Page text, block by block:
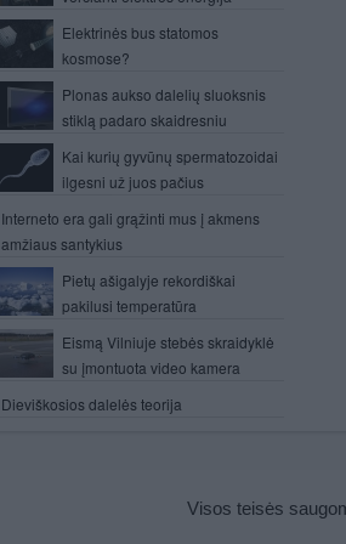
Elektrinės bus statomos
kosmose?
Plonas aukso dalelių sluoksnis
stiklą padaro skaidresniu
Kai kurių gyvūnų spermatozoidai
ilgesni už juos pačius
Interneto era gali grąžinti mus į akmens
amžiaus santykius
Pietų ašigalyje rekordiškai
pakilusi temperatūra
Eismą Vilniuje stebės skraidyklė
su įmontuota video kamera
Dieviškosios dalelės teorija
Visos teisės